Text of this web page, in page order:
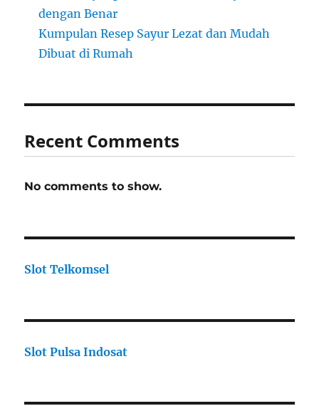
dengan Benar
Kumpulan Resep Sayur Lezat dan Mudah
Dibuat di Rumah
Recent Comments
No comments to show.
Slot Telkomsel
Slot Pulsa Indosat